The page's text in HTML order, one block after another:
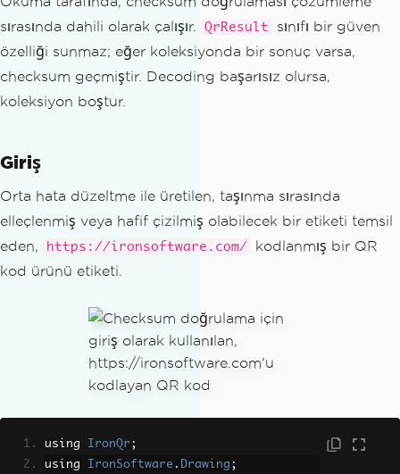
sırasında dahili olarak çalışır.
QrResult
sınıfı bir güven
özelliği sunmaz; eğer koleksiyonda bir sonuç varsa,
checksum geçmiştir. Decoding başarısız olursa,
koleksiyon boştur.
Giriş
Orta hata düzeltme ile üretilen, taşınma sırasında
elleçlenmiş veya hafif çizilmiş olabilecek bir etiketi temsil
eden,
https://ironsoftware.com/
kodlanmış bir QR
kod ürünü etiketi.
using IronQr ;
using IronSoftware . Drawing ;